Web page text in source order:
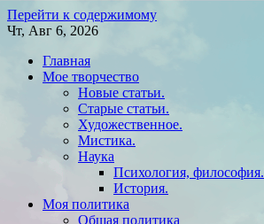
Перейти к содержимому
Чт, Авг 6, 2026
Главная
Мое творчество
Новые статьи.
Старые статьи.
Художественное.
Мистика.
Наука
Психология, философия.
История.
Моя политика
Общая политика